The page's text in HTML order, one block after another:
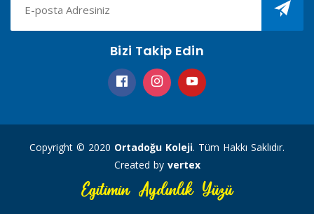
Bizi Takip Edin
Copyright © 2020 Ortadoğu Koleji. Tüm Hakkı Saklıdır.
Created by vertex
Egitimin Aydınlık Yüzü